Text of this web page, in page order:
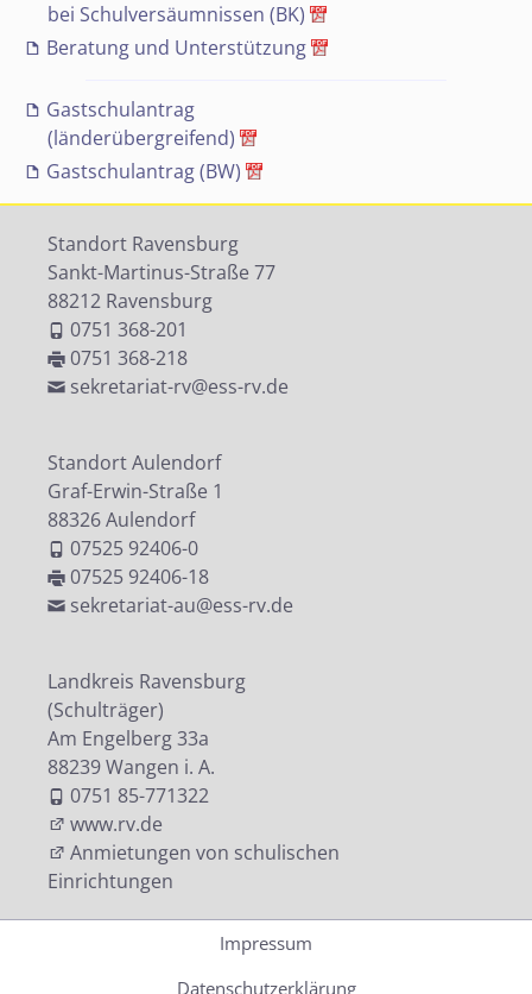
bei Schulversäumnissen (BK)
Beratung und Unterstützung
Gastschulantrag
(länderübergreifend)
Gastschulantrag (BW)
Standort Ravensburg
Sankt-Martinus-Straße 77
88212 Ravensburg
0751 368-201
0751 368-218
sekretariat-rv@ess-rv.de
Standort Aulendorf
Graf-Erwin-Straße 1
88326 Aulendorf
07525 92406-0
07525 92406-18
sekretariat-au@ess-rv.de
Landkreis Ravensburg
(Schulträger)
Am Engelberg 33a
88239 Wangen i. A.
0751 85-771322
www.rv.de
Anmietungen von schulischen
Einrichtungen
Impressum
Datenschutzerklärung